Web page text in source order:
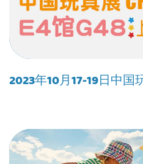
2023年10月17-19日中国